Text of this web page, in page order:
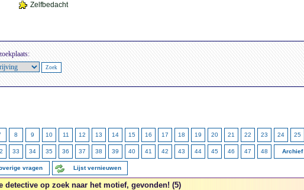
Zelfbedacht
8 9 10 11 12 13 14 15 16 17 18 19 20 21 22 23 24 25
33 34 35 36 37 38 39 40 41 42 43 44 45 46 47 48 Archief
vragen Lijst vernieuwen
detective op zoek naar het motief, gevonden! (5)